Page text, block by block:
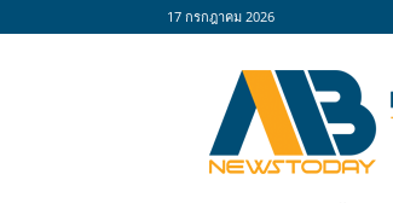
17 กรกฎาคม 2026